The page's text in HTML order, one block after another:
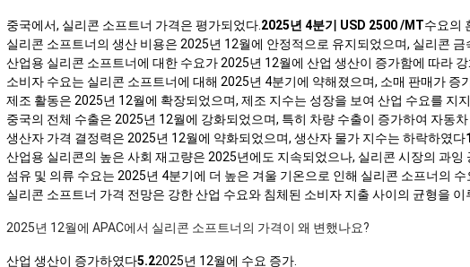
중국에서, 실리콘 소프트너 가격은 평가되었다. 2025년 4분기 USD 2500 /MT수요의
실리콘 소프트너의 생산 비용은 2025년 12월에 안정적으로 유지되었으며, 실리콘
산업용 실리콘 소프트너에 대한 수요가 2025년 12월에 산업 생산이 증가함에 따라
소비자 수요는 실리콘 소프트너에 대해 2025년 4분기에 약해졌으며, 소매 판매가 증
제조 활동은 2025년 12월에 확장되었으며, 제조 지수는 성장을 보여 산업 수요를 지
중국의 전체 수출은 2025년 12월에 강화되었으며, 특히 차량 수출이 증가하여 자동
생산자 가격 결정력은 2025년 12월에 약화되었으며, 생산자 물가 지수는 하락하였다
산업용 실리콘의 높은 사회 재고량은 2025년에도 지속되었으나, 실리콘 시장의 과잉
섬유 및 의류 수요는 2025년 4분기에 더 높은 겨울 기온으로 인해 실리콘 소프너의 수
실리콘 소프트너 가격 전망은 강한 산업 수요와 침체된 소비자 지출 사이의 균형을
2025년 12월에 APAC에서 실리콘 소프트너의 가격이 왜 변했나요?
산업 생산이 증가하였다5.22025년 12월에 수요 증가.